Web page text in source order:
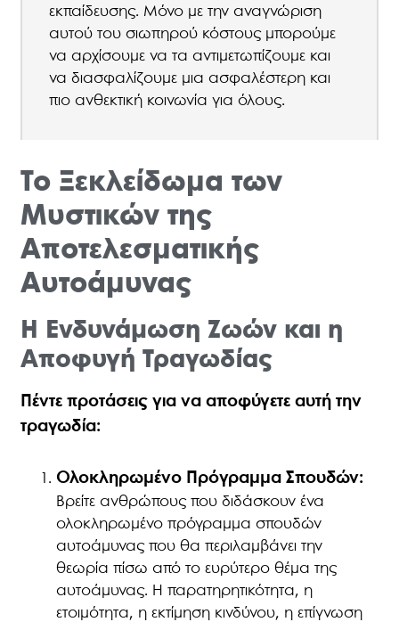
εκπαίδευσης. Μόνο με την αναγνώριση
αυτού του σιωπηρού κόστους μπορούμε
να αρχίσουμε να τα αντιμετωπίζουμε και
να διασφαλίζουμε μια ασφαλέστερη και
πιο ανθεκτική κοινωνία για όλους.
Το Ξεκλείδωμα των
Μυστικών της
Αποτελεσματικής
Αυτοάμυνας
Η Ενδυνάμωση Ζωών και η
Αποφυγή Τραγωδίας
Πέντε προτάσεις για να αποφύγετε αυτή την
τραγωδία:
Ολοκληρωμένο Πρόγραμμα Σπουδών:
Βρείτε ανθρώπους που διδάσκουν ένα
ολοκληρωμένο πρόγραμμα σπουδών
αυτοάμυνας που θα περιλαμβάνει την
θεωρία πίσω από το ευρύτερο θέμα της
αυτοάμυνας. Η παρατηρητικότητα, η
ετοιμότητα, η εκτίμηση κινδύνου, η επίγνωση